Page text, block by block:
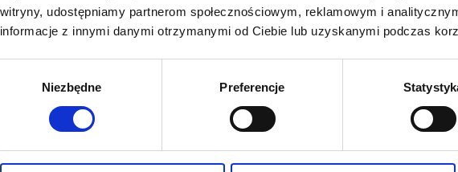
witryny, udostępniamy partnerom społecznościowym, reklamowym i
informacje z innymi danymi otrzymanymi od Ciebie lub uzyskanymi podczas
Niezbędne Preferencje